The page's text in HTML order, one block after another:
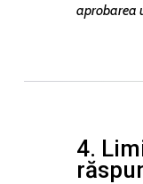
aprobarea
4.